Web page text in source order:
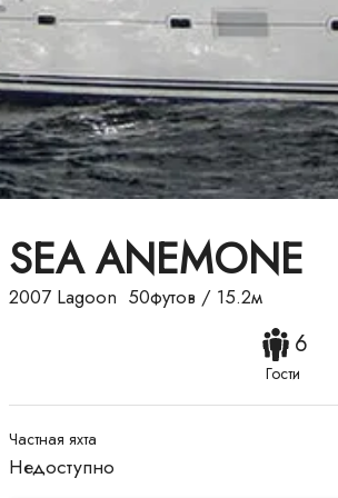
SEA ANEMONE
2007 Lagoon 50футов / 15.2м
6
Гости
Частная яхта
Недоступно